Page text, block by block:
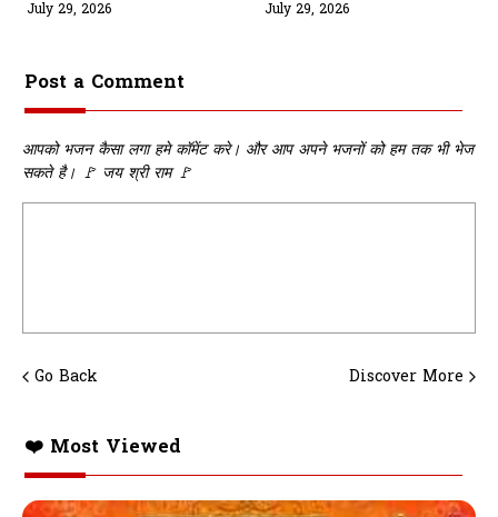
July 29, 2026
Likhdo
July 29, 2026
Post a Comment
आपको भजन कैसा लगा हमे कॉमेंट करे। और आप अपने भजनों को हम तक भी भेज
सकते है। 🚩 जय श्री राम 🚩
Go Back Discover More
❤️ Most Viewed